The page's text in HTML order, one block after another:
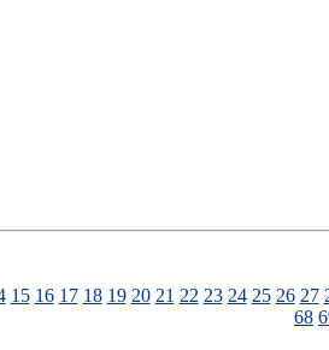
15 16 17 18 19 20 21 22 23 24 25 26 27
68